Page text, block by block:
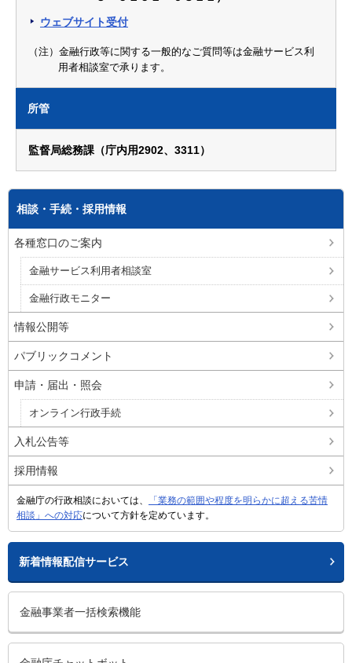
ウェブサイト受付
（注）金融行政等に関する一般的なご質問等は金融サービス利
用者相談室で承ります。
所管
監督局総務課（庁内用2902、3311）
相談・手続・採用情報
各種窓口のご案内
金融サービス利用者相談室
金融行政モニター
情報公開等
パブリックコメント
申請・届出・照会
オンライン行政手続
入札公告等
採用情報
金融庁の行政相談においては、
「業務の範囲や程度を明らかに超える苦情
相談」への対応について方針を定めています。
新着情報配信サービス
金融事業者一括検索機能